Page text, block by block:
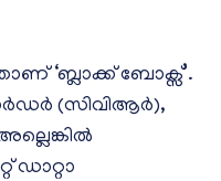
‘ബ്ലാക്ക് ബോക്സ്’.
(സിവിആർ),
ഡാറ്റാ